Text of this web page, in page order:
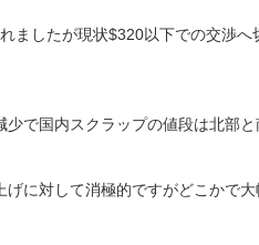
ましたが現状$320以下での交渉へ
で国内スクラップの値段は北部
に対して消極的ですがどこかで